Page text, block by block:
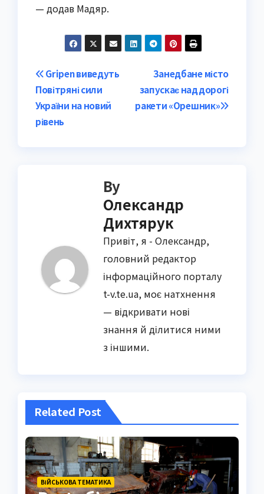
— додав Мадяр.
Post
navigation
Занедбане місто
запускає наддорогі
ракети «Орешник»
Gripen виведуть
Повітряні сили
України на новий
рівень
By
Олександр
Дихтярук
Привіт, я - Олександр,
головний редактор
інформаційного порталу
t-v.te.ua, моє натхнення
— відкривати нові
знання й ділитися ними
з іншими.
Related Post
ВІЙСЬКОВА ТЕМАТИКА